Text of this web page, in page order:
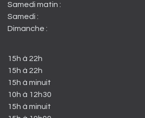
Samedi matin :
Samedi :
Dimanche :
15h à 22h
15h à 22h
15h à minuit
10h à 12h30
15h à minuit